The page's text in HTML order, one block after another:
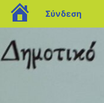
blogs.sch.gr
Σύνδεση